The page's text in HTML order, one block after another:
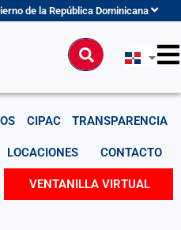
de la República Dominicana
Buscar
CIPAC TRANSPARENCIA
LOCACIONES CONTACTO
VENTANILLA VIRTUAL